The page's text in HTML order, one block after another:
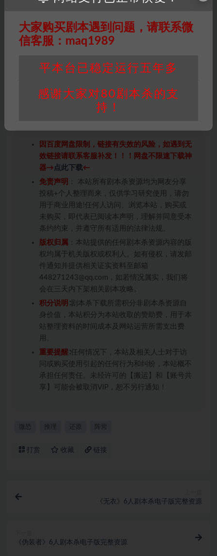
它不仅提供了优质细致的故事体验，更有别具匠心的游戏
设计和人性化的规则设置。背景、情节和文笔都非常出
色。游戏中的设定和谐美好，流露出对生命和情感的感
款游戏是一次非常值得体验的旅程。
因百度网盘限制，链接有失效的风险，如遇到无
效链接请联系客服补发！！！网盘不限速下载神
器→ 点此下载←
免责声明 ： 本站所有剧本杀资源均为网友分享
投稿+个人整理而来，仅供学习研究使用，请勿
用于商业用途!任何人访问、浏览本站，购买或
未购买，即代表已阅读本声明，理解并同意受本
条约约束，并遵守所有适用的法律法规。
版权归属 ：本站提供的任何剧本杀资源内容的版
权均属于机关版权或权利人。如有侵权，请发邮
件通知并提供相关证实资料至邮箱
448271243@qq.com，如若情况属实，我们将
会在三天内下架相关剧本攻略。
积分说明 ∶剧本杀下载所需积分非剧本杀资源自
身价值，本站积分为本站收取的赞助费，用于本
站整理资料的时间成本及网站运营所需支出费
用。
重要提醒 ∶任何情况下，本站及相关人士对于访
问或购买使用引起的任何行为和纠纷，本站概不
承担任何责任。未经许可的【搬运】和【账号共
享】可能会被取消VIP，恕不另行通知！
微恐 推理 还原 阵营
打赏 收藏 链接
《无衣》6人剧本杀电子版完整资源
《伪装者》6人剧本杀电子版完整资源
大家购买剧本遇到问题，请联系微
信客服：maq1989
平本台已稳定运行五年多
感谢大家对80剧本杀的支
持！